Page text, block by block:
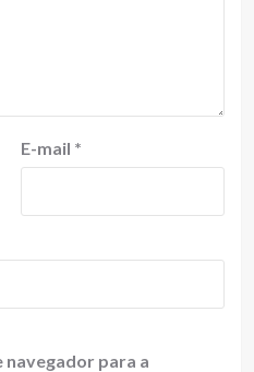
E-mail *
navegador para a